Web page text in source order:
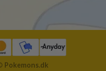
Pokemons.dk